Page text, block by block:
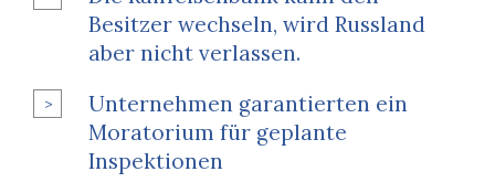
Besitzer wechseln, wird Russland
aber nicht verlassen.
Unternehmen garantierten ein
Moratorium für geplante
Inspektionen